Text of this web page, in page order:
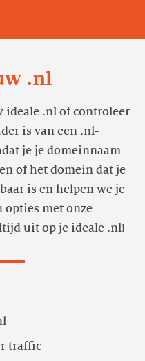
.nl
ideale .nl of controleer
is van een .nl-
je je domeinnaam
of het domein dat je
is en helpen we je
met onze
uit op je ideale .nl!
traffic